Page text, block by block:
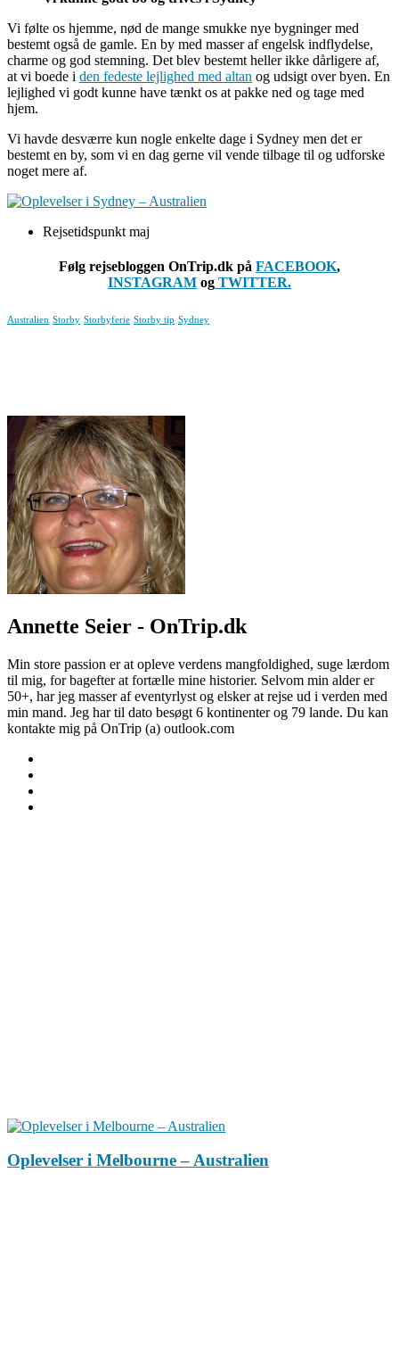
Vi følte os hjemme, nød de mange smukke nye bygninger med
bestemt også de gamle. En by med masser af engelsk indflydelse,
charme og god stemning. Det blev bestemt heller ikke dårligere af,
at vi boede i den fedeste lejlighed med altan og udsigt over byen. En
lejlighed vi godt kunne have tænkt os at pakke ned og tage med
hjem.
Vi havde desværre kun nogle enkelte dage i Sydney men det er
bestemt en by, som vi en dag gerne vil vende tilbage til og udforske
noget mere af.
Rejsetidspunkt maj
Følg rejsebloggen OnTrip.dk på FACEBOOK,
INSTAGRAM og TWITTER.
Australien Storby Storbyferie Storby tip Sydney
Annette Seier - OnTrip.dk
Min store passion er at opleve verdens mangfoldighed, suge lærdom
til mig, for bagefter at fortælle mine historier. Selvom min alder er
50+, har jeg masser af eventyrlyst og elsker at rejse ud i verden med
min mand. Jeg har til dato besøgt 6 kontinenter og 79 lande. Du kan
kontakte mig på OnTrip (a) outlook.com
Oplevelser i Melbourne – Australien